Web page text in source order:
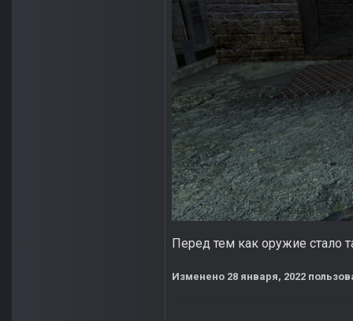
Перед тем как оружие стало
Изменено 28 января, 2022